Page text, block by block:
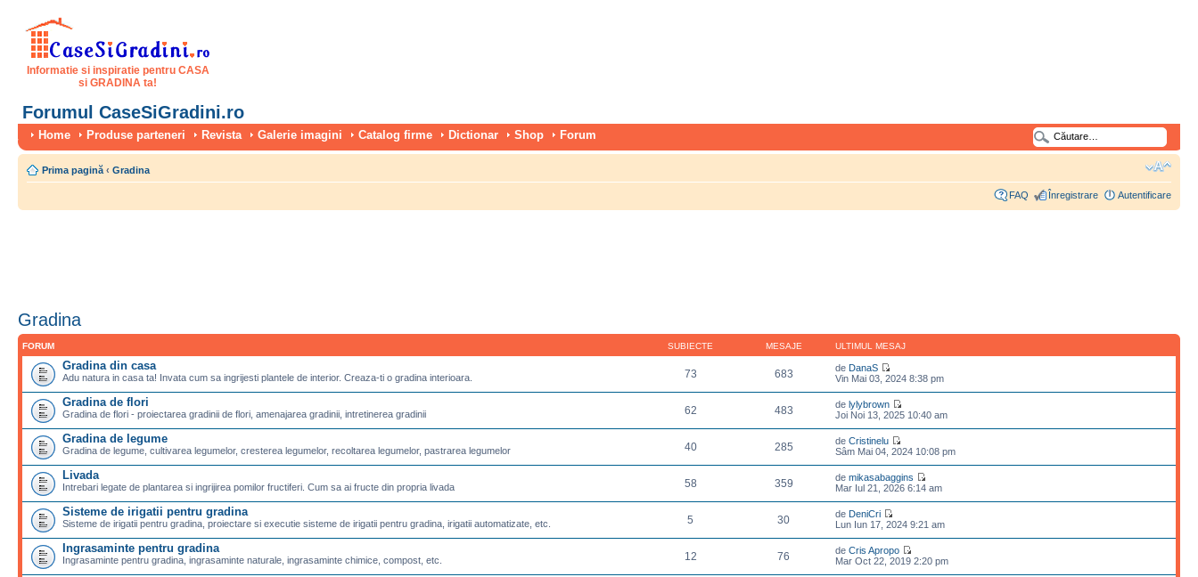
Informatie si inspiratie pentru CASA
si GRADINA ta!
Forumul CaseSiGradini.ro
Home Produse parteneri Revista Galerie imagini Catalog firme Dictionar Shop Forum
Prima pagină ‹ Gradina
FAQ Înregistrare Autentificare
Gradina
FORUM SUBIECTE MESAJE ULTIMUL MESAJ
Gradina din casa
Adu natura in casa ta! Invata cum sa ingrijesti plantele de interior. Creaza-ti o gradina interioara. 73 683 de DanaS
Vin Mai 03, 2024 8:38 pm
Gradina de flori
Gradina de flori - proiectarea gradinii de flori, amenajarea gradinii, intretinerea gradinii 62 483 delylybrown
Joi Noi 13, 2025 10:40 am
Gradina de legume
Gradina de legume, cultivarea legumelor, cresterea legumelor, recoltarea legumelor, pastrarea legumelor 40 285 deCristinelu
Sâm Mai 04, 2024 10:08 pm
Livada
Intrebari legate de plantarea si ingrijirea pomilor fructiferi. Cum sa ai fructe din propria livada 58 359 demikasabaggins
Mar Iul 21, 2026 6:14 am
Sisteme de irigatii pentru gradina
Sisteme de irigatii pentru gradina, proiectare si executie sisteme de irigatii pentru gradina, irigatii automatizate, etc. 5 30 de DeniCri
Lun Iun 17, 2024 9:21 am
Ingrasaminte pentru gradina
Ingrasaminte pentru gradina, ingrasaminte naturale, ingrasaminte chimice, compost, etc. 12 76 deCris Apropo
Mar Oct 22, 2019 2:20 pm